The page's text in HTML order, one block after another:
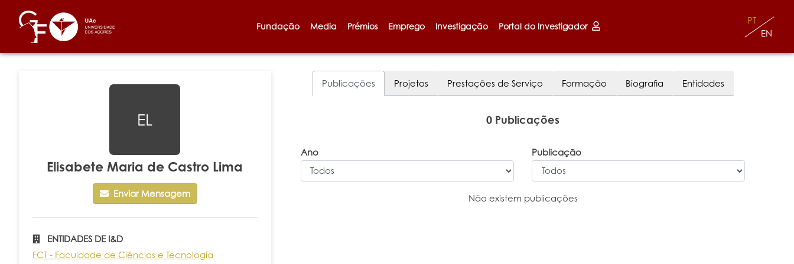
Fundação Media Prémios Emprego Investigação Portal do Investigador
EN
PT
EL
Elisabete Maria de Castro Lima
Enviar Mensagem
ENTIDADES DE I&D
FCT - Faculdade de Ciências e Tecnologia
Publicações Projetos Prestações de Serviço Formação Biografia Entidades
0 Publicações
Ano Publicação
Não existem publicações